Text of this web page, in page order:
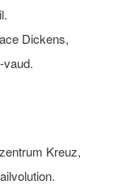
Dickens,
vaud.
Kreuz,